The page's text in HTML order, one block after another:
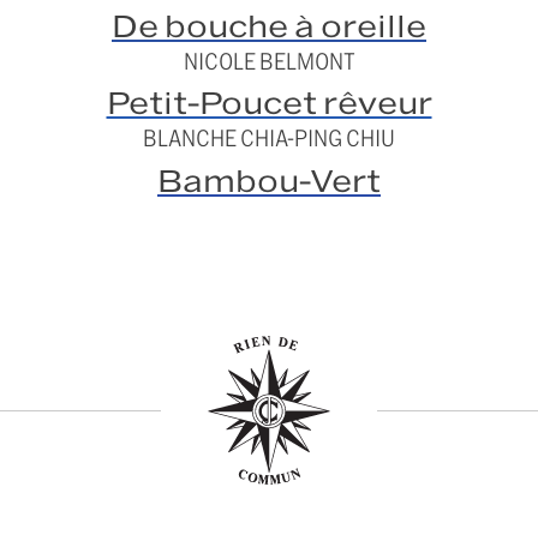
De bouche à oreille
NICOLE BELMONT
Petit-Poucet rêveur
BLANCHE CHIA-PING CHIU
Bambou-Vert